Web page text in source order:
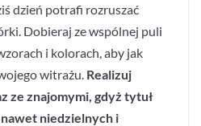
dzień potrafi rozruszać
Dobieraj ze wspólnej puli
i kolorach, aby jak
witrażu. Realizuj
ze znajomymi, gdyż tytuł
niedzielnych i